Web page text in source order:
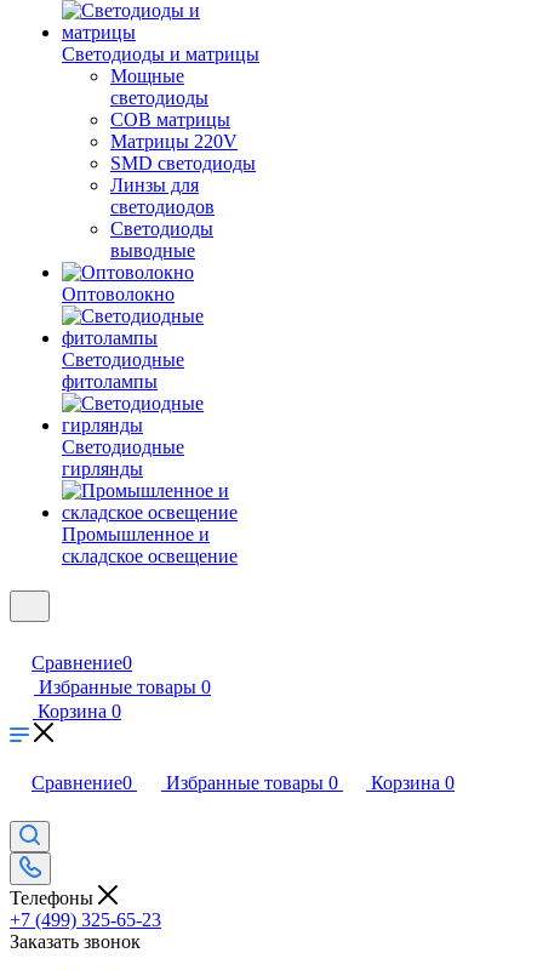
Светодиоды и матрицы
Мощные
светодиоды
COB матрицы
Матрицы 220V
SMD светодиоды
Линзы для
светодиодов
Светодиоды
выводные
Оптоволокно
Светодиодные
фитолампы
Светодиодные
гирлянды
Промышленное и
складское освещение
Сравнение0
Избранные товары 0
Корзина 0
Сравнение0 Избранные товары 0 Корзина 0
Телефоны
+7 (499) 325-65-23
Заказать звонок